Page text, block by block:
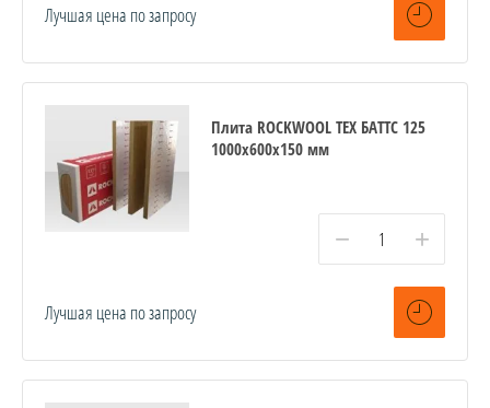
Лучшая цена по запросу
Плита ROCKWOOL ТЕХ БАТТС 125
1000x600x150 мм
− +
Лучшая цена по запросу